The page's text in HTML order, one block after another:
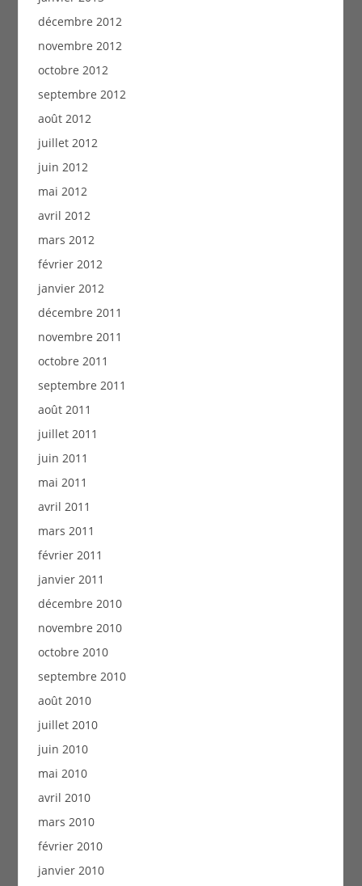
décembre 2012
novembre 2012
octobre 2012
septembre 2012
août 2012
juillet 2012
juin 2012
mai 2012
avril 2012
mars 2012
février 2012
janvier 2012
décembre 2011
novembre 2011
octobre 2011
septembre 2011
août 2011
juillet 2011
juin 2011
mai 2011
avril 2011
mars 2011
février 2011
janvier 2011
décembre 2010
novembre 2010
octobre 2010
septembre 2010
août 2010
juillet 2010
juin 2010
mai 2010
avril 2010
mars 2010
février 2010
janvier 2010